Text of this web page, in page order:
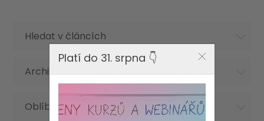
Hledat v článcích
Archiv článků
Oblíbená hesla
Platí do 31. srpna 👇